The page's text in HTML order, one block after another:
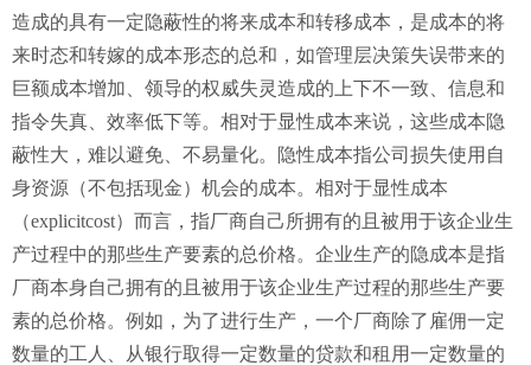
造成的具有一定隐蔽性的将来成本和转移成本，是成本的将
来时态和转嫁的成本形态的总和，如管理层决策失误带来的
巨额成本增加、领导的权威失灵造成的上下不一致、信息和
指令失真、效率低下等。相对于显性成本来说，这些成本隐
蔽性大，难以避免、不易量化。隐性成本指公司损失使用自
身资源（不包括现金）机会的成本。相对于显性成本
（explicitcost）而言，指厂商自己所拥有的且被用于该企业生
产过程中的那些生产要素的总价格。企业生产的隐成本是指
厂商本身自己拥有的且被用于该企业生产过程的那些生产要
素的总价格。例如，为了进行生产，一个厂商除了雇佣一定
数量的工人、从银行取得一定数量的贷款和租用一定数量的